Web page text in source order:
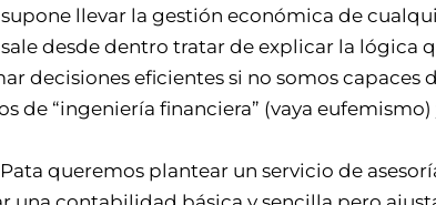
llevar la gestión económica de
desde dentro tratar de explicar la lógica
decisiones eficientes si no somos
de “ingeniería financiera” (vaya
Pata queremos plantear un servicio de